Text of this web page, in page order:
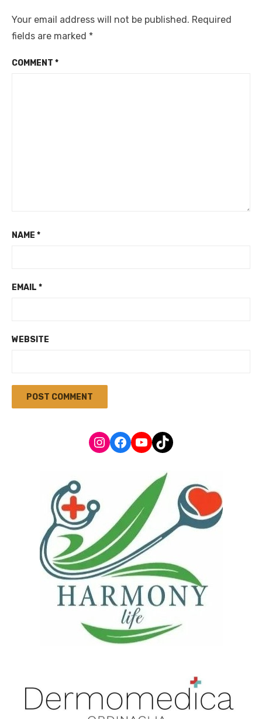
Your email address will not be published. Required
fields are marked *
COMMENT *
NAME *
EMAIL *
WEBSITE
Instagram
Facebook
YouTube
TikTok